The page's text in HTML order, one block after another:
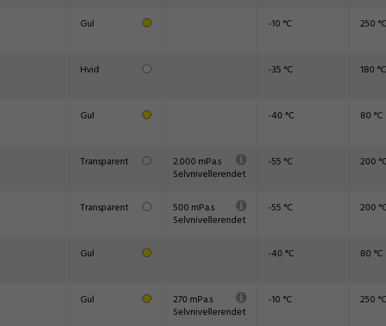
Gul -10 °C 250 °C
Hvid -35 °C 180 °C
Gul -40 °C 80 °C
Transparent 2.000 mPa.s
Selvnivellerendet
-55 °C 200
Transparent 500 mPa.s
Selvnivellerendet
-55 °C 200
Gul -40 °C 80 °C
Gul 270 mPa.s
Selvnivellerendet
-10 °C 250 °C